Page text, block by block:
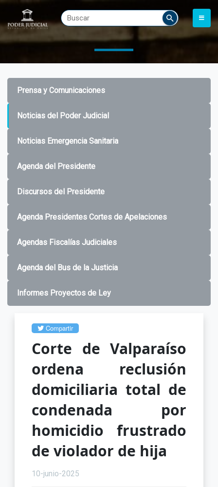
Prensa y Comunicaciones
Noticias del Poder Judicial
Noticias Emergencia Sanitaria
Agenda del Presidente
Discursos del Presidente
Agenda Presidentes Cortes de Apelaciones
Agendas Fiscalías Judiciales
Agenda del Bus de la Justicia
Informes Proyectos de Ley
Compartir
Corte de Valparaíso
ordena reclusión
domiciliaria total de
condenada por
homicidio frustrado
de violador de hija
10-junio-2025